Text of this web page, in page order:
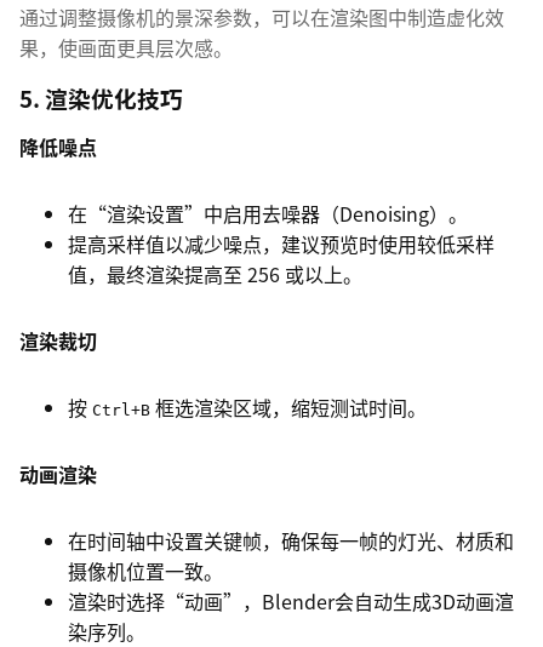
通过调整摄像机的景深参数，可以在渲染图中制造虚化效
果，使画面更具层次感。
5. 渲染优化技巧
降低噪点
在“渲染设置”中启用去噪器（Denoising）。
提高采样值以减少噪点，建议预览时使用较低采样
值，最终渲染提高至 256 或以上。
渲染裁切
按 Ctrl+B 框选渲染区域，缩短测试时间。
动画渲染
在时间轴中设置关键帧，确保每一帧的灯光、材质和
摄像机位置一致。
渲染时选择“动画”，Blender会自动生成3D动画渲
染序列。